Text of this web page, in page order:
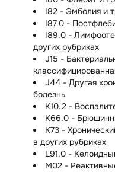
I82 - Эмболия и
I87.0 -
I89.0 -
других рубриках
J15 -
J44 - Другая
болезнь
K10.2 -
K66.0 -
K73 -
в других рубриках
L91.0 -
M02 -